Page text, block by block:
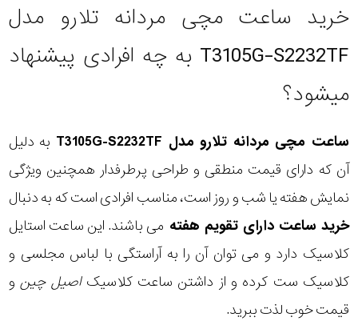
خرید ساعت مچی مردانه تلارو مدل
T3105G-S2232TF به چه افرادی پیشنهاد
میشود؟
ساعت مچی مردانه تلارو مدل T3105G-S2232TF
به دلیل
آن که دارای قیمت منطقی و طراحی پرطرفدار همچنین ویژگی
نمایش هفته یا شب و روز است، مناسب افرادی است که به دنبال
خرید ساعت دارای تقویم هفته می باشند. این ساعت استایل
کلاسیک دارد و می توان آن را به آراستگی با لباس مجلسی و
کلاسیک ست کرده و از داشتن ساعت کلاسیکاصیل چین و
قیمت خوب لذت ببرید.